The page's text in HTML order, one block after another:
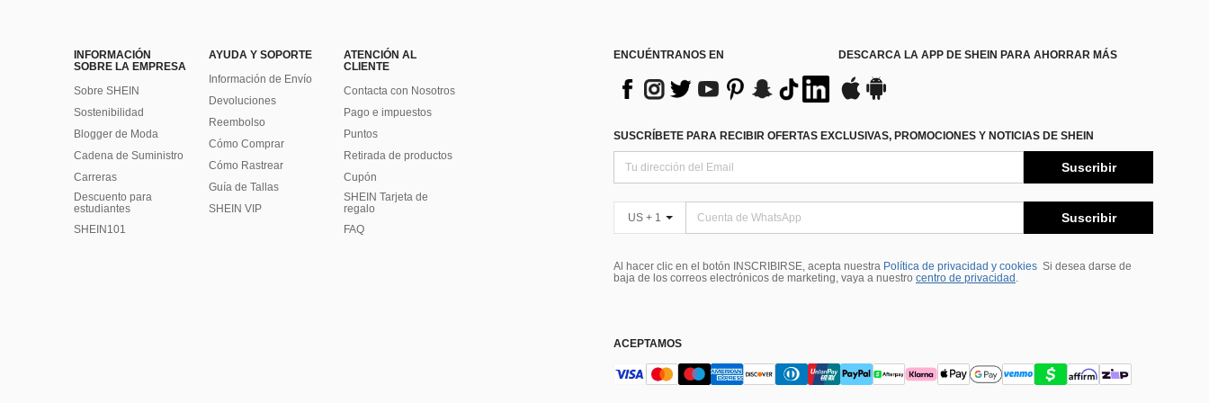
INFORMACIÓN
SOBRE LA EMPRESA
Sobre SHEIN
Sostenibilidad
Blogger de Moda
Cadena de Suministro
Carreras
Descuento para
estudiantes
SHEIN101
AYUDA Y SOPORTE
Información de Envío
Devoluciones
Reembolso
Cómo Comprar
Cómo Rastrear
Guía de Tallas
SHEIN VIP
ATENCIÓN AL
CLIENTE
Contacta con Nosotros
Pago e impuestos
Puntos
Retirada de productos
Cupón
SHEIN Tarjeta de
regalo
FAQ
ENCUÉNTRANOS EN DESCARCA LA APP DE SHEIN PARA AHORRAR MÁS
SUSCRÍBETE PARA RECIBIR OFERTAS EXCLUSIVAS, PROMOCIONES Y NOTICIAS DE SHEIN
Suscribir
US + 1 Suscribir
Al hacer clic en el botón INSCRIBIRSE, acepta nuestra Política de privacidad y cookies Si desea darse de
baja de los correos electrónicos de marketing, vaya a nuestro centro de privacidad .
ACEPTAMOS